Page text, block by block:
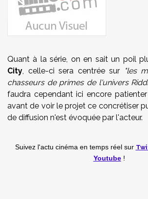
Quant à la série, on en sait un poil
City, celle-ci sera centrée sur
"les
chasseurs de primes de l'univers
faudra cependant ici encore
avant de voir le projet ce concrétiser
de diffusion n'est évoquée par l'acteur.
Suivez l'actu cinéma en temps réel sur
Youtube!